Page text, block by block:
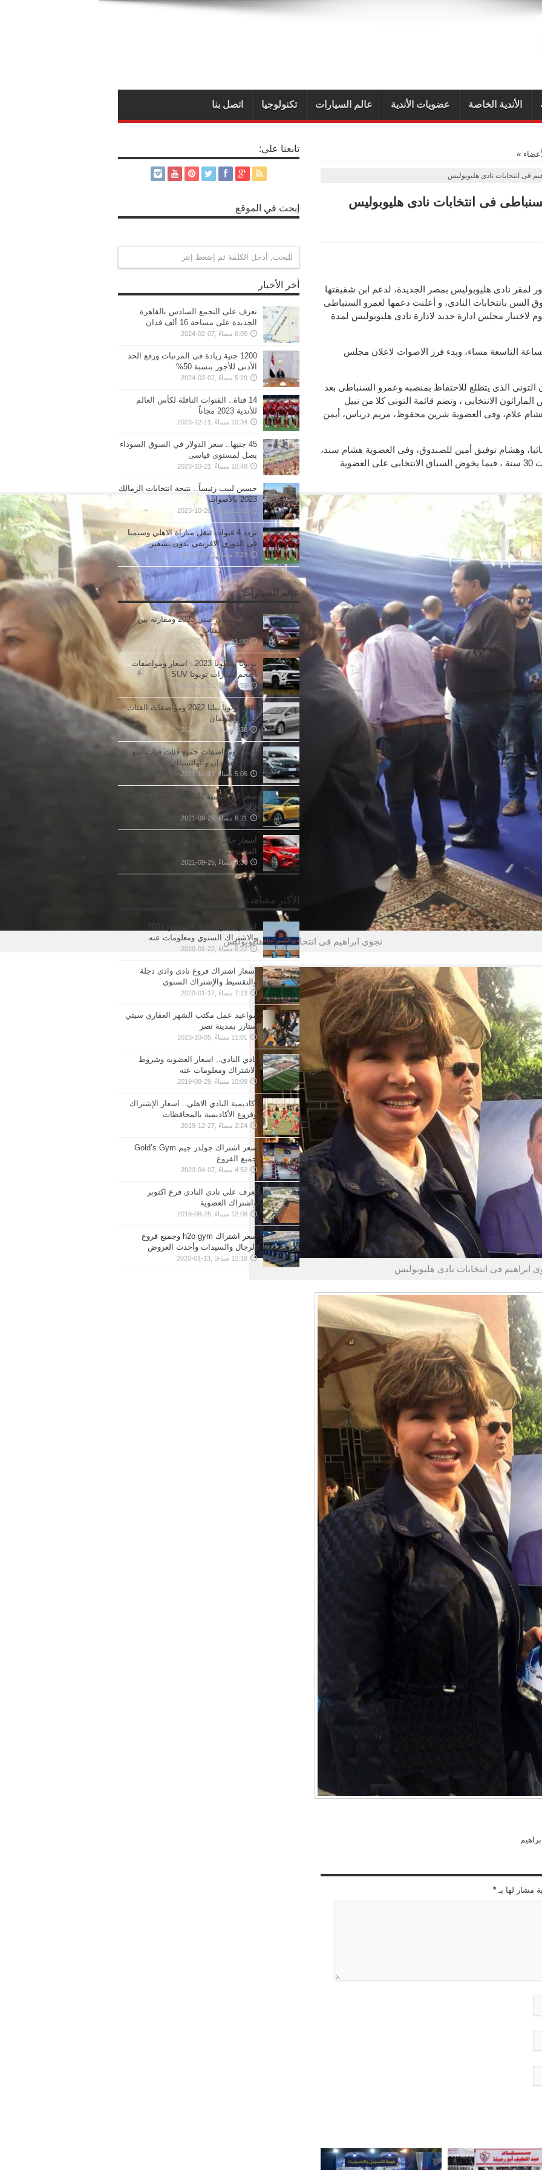
الأندية الخاصة عضويات الأندية عالم السيارات تكنولوجيا اتصل بنا
»
فى انتخابات نادى هليوبوليس
فى انتخابات نادى هليوبوليس
لمقر نادى هليوبوليس بمصر الجديدة، لدعم ابن شقيقتها
بانتخابات النادى، و أعلنت دعمها لعمرو السنباطى
لاختيار مجلس ادارة جديد لادارة نادى هليوبوليس لمدة
التاسعة مساء، وبدء فرز الاصوات لاعلان مجلس
التونى الذى يتطلع للاحتفاظ بمنصبه وعمرو السنباطى بعد
الانتخابى ، وتضم قائمة التونى كلا من نبيل
علام، وفى العضوية شرين محفوظ، مريم درياس، أيمن
وهشام توفيق أمين للصندوق، وفى العضوية هشام سند،
سارة مراد، إيهاب فهيم، وأحمد بكداش تحت 30 سنة ، فيما يخوض السباق الانتخابى على العضوية
نجوى ابراهيم فى انتخابات نادى هليوبوليس
ابراهيم فى انتخابات نادى هليوبوليس
مشار لها بـ*
تابعنا علي:
إبحث في الموقع
أخر الأخبار
تعرف على التجمع السادس بالقاهرة
الجديدة على مساحة 16 ألف فدان
6:09 مساءً ,07-02-2024
1200 جنية زيادة فى المرتبات ورفع الحد
الأدنى للأجور بنسبة 50%
5:29 مساءً ,07-02-2024
14 قناة.. القنوات الناقلة لكأس العالم
للأندية 2023 مجاناً
10:34 مساءً ,11-12-2023
45 جنيها.. سعر الدولار في السوق السوداء
يصل لمستوى قياسى
10:48 مساءً ,21-10-2023
حسين لبيب رئيساً.. نتيجة انتخابات الزمالك
2023 بالأصوات
11:01 مساءً ,20-10-2023
تردد 4 قنوات تنقل مباراة الاهلي وسيمبا
فى الدوري الافريقي بدون تشفير
3:29 مساءً ,20-10-2023
عالم السيارات
اسعار نيسان صني 2023 ومقارنة بين
مواصفات الفئات
11:00 مساءً ,17-01-2023
تويوتا سيكويا 2023.. اسعار ومواصفات
أضخم سيارات تويوتا SUV
7:55 مساءً ,26-01-2022
سعر تويوتا بيلتا 2022 ومواصفات الفئات
كاملة والضمان
9:38 مساءً ,18-11-2021
اسعار ومواصفات جميع فئات فيات تيبو
2022 السيدان والهاتشباك
5:05 مساءً ,11-10-2021
الفئات كاملة
6:21 مساءً ,29-09-2021
الفئات في مصر
4:30 مساءً ,25-09-2021
الأكثر مشاهدة
اسعار عضوية نادي الشمس 2021
والاشتراك السنوي ومعلومات عنه
6:22 مساءً ,22-01-2020
اسعار اشتراك فروع نادى وادى دجلة
والتقسيط والإشتراك السنوي
7:13 مساءً ,17-01-2020
مواعيد عمل مكتب الشهر العقاري سيتي
ستارز بمدينة نصر
11:01 مساءً ,05-10-2023
نادي النادي.. اسعار العضوية وشروط
الاشتراك ومعلومات عنه
10:09 مساءً ,29-08-2019
اكاديمية النادي الاهلي.. اسعار الإشتراك
وفروع الأكاديمية بالمحافظات
2:24 مساءً ,27-12-2019
سعر اشتراك جولدز جيم Gold’s Gym
جميع الفروع
4:52 مساءً ,07-04-2023
تعرف علي نادي النادي فرع اكتوبر
واشتراك العضوية
12:08 مساءً ,25-08-2019
سعر اشتراك h2o gym وجميع فروع
الرجال والسيدات وأحدث العروض
12:18 صباحًا ,13-01-2020